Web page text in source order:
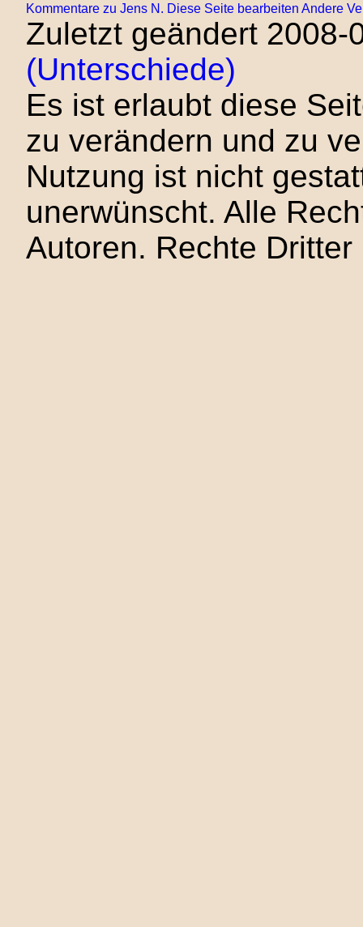
Kommentare zu Jens N. Diese Seite bearbeiten Andere
Zuletzt geändert
(Unterschiede)
Es ist erlaubt diese
zu verändern und zu
Nutzung ist nicht
unerwünscht. Alle
Autoren. Rechte